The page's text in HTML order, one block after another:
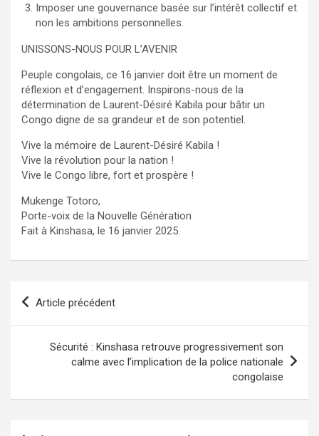
Imposer une gouvernance basée sur l’intérêt collectif et
non les ambitions personnelles.
UNISSONS-NOUS POUR L’AVENIR
Peuple congolais, ce 16 janvier doit être un moment de
réflexion et d’engagement. Inspirons-nous de la
détermination de Laurent-Désiré Kabila pour bâtir un
Congo digne de sa grandeur et de son potentiel.
Vive la mémoire de Laurent-Désiré Kabila !
Vive la révolution pour la nation !
Vive le Congo libre, fort et prospère !
Mukenge Totoro,
Porte-voix de la Nouvelle Génération
Fait à Kinshasa, le 16 janvier 2025.
Navigation
Article précédent
Sécurité : Kinshasa retrouve progressivement son
calme avec l’implication de la police nationale
congolaise